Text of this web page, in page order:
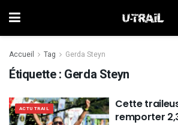
Accueil Tag Gerda Steyn
Étiquette : Gerda Steyn
ACTU TRAIL
Cette
remporter